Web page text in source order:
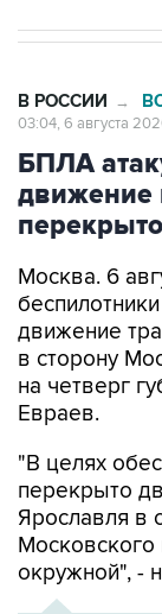
В РОССИИ →
03:04, 6 августа
БПЛА
движение
перекрыто
Москва. 6
движение
в сторону
на четверг
Евраев.
"В целях
перекрыто
Ярославля в
Московского
окружной", -